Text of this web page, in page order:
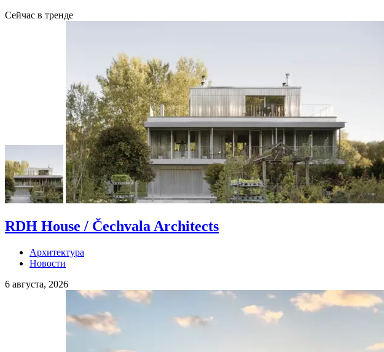
Сейчас в тренде
RDH House / Čechvala Architects
Архитектура
Новости
6 августа, 2026